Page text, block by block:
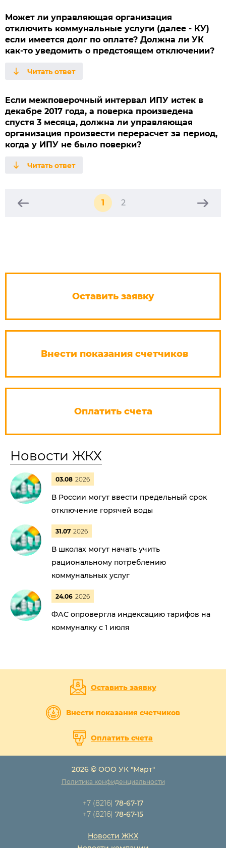
Может ли управляющая организация
отключить коммунальные услуги (далее - КУ)
если имеется долг по оплате? Должна ли УК
как-то уведомить о предстоящем отключении?
Если межповерочный интервал ИПУ истек в
декабре 2017 года, а поверка произведена
спустя 3 месяца, должна ли управляющая
организация произвести перерасчет за период,
когда у ИПУ не было поверки?
1 2
Оставить заявку
Внести показания счетчиков
Оплатить счета
Новости ЖКХ
03.08 2026
В России могут ввести предельный срок
отключение горячей воды
31.07 2026
В школах могут начать учить
рациональному потреблению
коммунальных услуг
24.06 2026
ФАС опровергла индексацию тарифов на
коммуналку с 1 июля
Оставить заявку
Внести показания счетчиков
Оплатить счета
2026 © ООО УК "Март"
Политика конфиденциальности
+7 (8216) 78-67-17
+7 (8216) 78-67-15
Новости ЖКХ